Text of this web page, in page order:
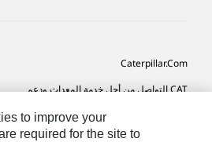
Caterpillar.com
CAT التواصل من أجل خدمة المعدات ودعم
تفضيلات التسويق الخاصة بيto improve your
required for the site to